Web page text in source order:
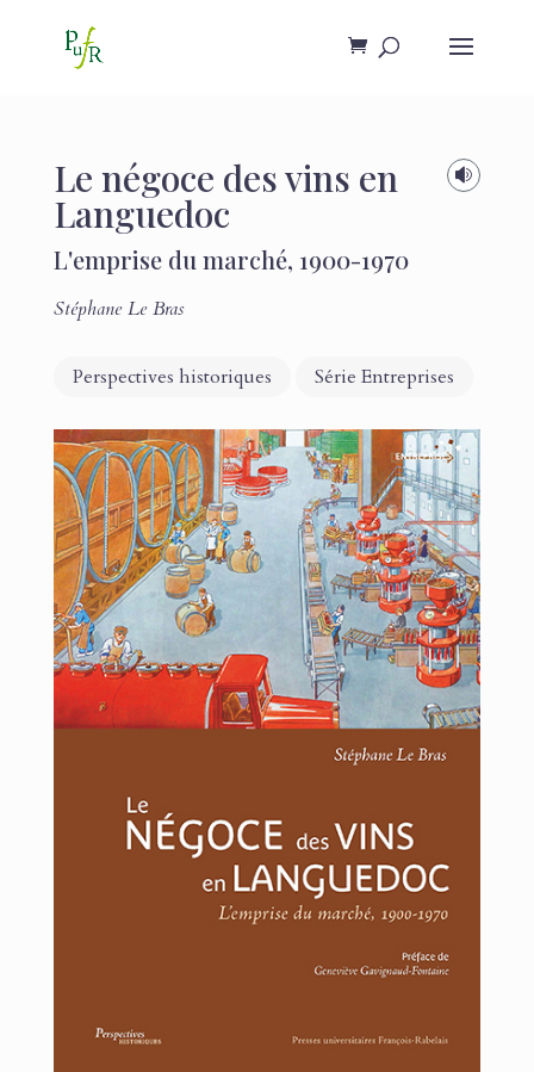

Le négoce des vins en
Languedoc
L'emprise du marché, 1900-1970
Stéphane Le Bras
Perspectives historiques Série Entreprises